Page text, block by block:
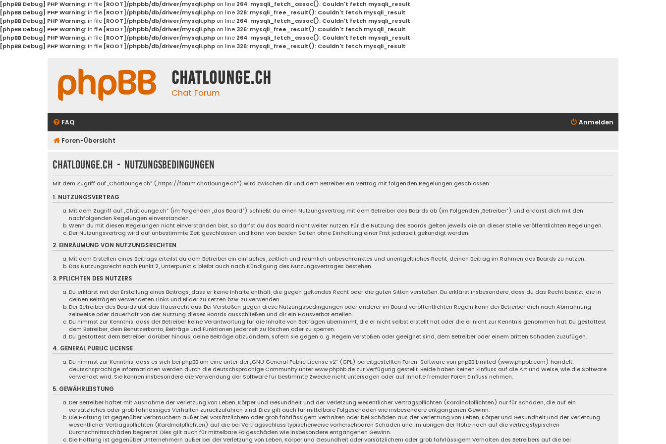
[phpBB Debug] PHP Warning: in file [ROOT]/phpbb/db/driver/mysqli.php on line 264: mysqli_fetch_assoc(): Couldn't fetch mysqli_result
[phpBB Debug] PHP Warning: in file [ROOT]/phpbb/db/driver/mysqli.php on line 326: mysqli_free_result(): Couldn't fetch mysqli_result
[phpBB Debug] PHP Warning: in file [ROOT]/phpbb/db/driver/mysqli.php on line 264: mysqli_fetch_assoc(): Couldn't fetch mysqli_result
[phpBB Debug] PHP Warning: in file [ROOT]/phpbb/db/driver/mysqli.php on line 326: mysqli_free_result(): Couldn't fetch mysqli_result
[phpBB Debug] PHP Warning: in file [ROOT]/phpbb/db/driver/mysqli.php on line 264: mysqli_fetch_assoc(): Couldn't fetch mysqli_result
[phpBB Debug] PHP Warning: in file [ROOT]/phpbb/db/driver/mysqli.php on line 326: mysqli_free_result(): Couldn't fetch mysqli_result
Chatlounge.ch
Chat Forum
FAQ Anmelden
Foren-Übersicht
Chatlounge.ch - Nutzungsbedingungen
Mit dem Zugriff auf „Chatlounge.ch“ („https://forum.chatlounge.ch“) wird zwischen dir und dem Betreiber ein Vertrag mit folgenden Regelungen geschlossen:
1. NUTZUNGSVERTRAG
Mit dem Zugriff auf „Chatlounge.ch“ (im Folgenden „das Board“) schließt du einen Nutzungsvertrag mit dem Betreiber des Boards ab (im Folgenden „Betreiber“) und erklärst dich mit den
nachfolgenden Regelungen einverstanden.
Wenn du mit diesen Regelungen nicht einverstanden bist, so darfst du das Board nicht weiter nutzen. Für die Nutzung des Boards gelten jeweils die an dieser Stelle veröffentlichten Regelungen.
Der Nutzungsvertrag wird auf unbestimmte Zeit geschlossen und kann von beiden Seiten ohne Einhaltung einer Frist jederzeit gekündigt werden.
2. EINRÄUMUNG VON NUTZUNGSRECHTEN
Mit dem Erstellen eines Beitrags erteilst du dem Betreiber ein einfaches, zeitlich und räumlich unbeschränktes und unentgeltliches Recht, deinen Beitrag im Rahmen des Boards zu nutzen.
Das Nutzungsrecht nach Punkt 2, Unterpunkt a bleibt auch nach Kündigung des Nutzungsvertrages bestehen.
3. PFLICHTEN DES NUTZERS
Du erklärst mit der Erstellung eines Beitrags, dass er keine Inhalte enthält, die gegen geltendes Recht oder die guten Sitten verstoßen. Du erklärst insbesondere, dass du das Recht besitzt, die in
deinen Beiträgen verwendeten Links und Bilder zu setzen bzw. zu verwenden.
Der Betreiber des Boards übt das Hausrecht aus. Bei Verstößen gegen diese Nutzungsbedingungen oder anderer im Board veröffentlichten Regeln kann der Betreiber dich nach Abmahnung
zeitweise oder dauerhaft von der Nutzung dieses Boards ausschließen und dir ein Hausverbot erteilen.
Du nimmst zur Kenntnis, dass der Betreiber keine Verantwortung für die Inhalte von Beiträgen übernimmt, die er nicht selbst erstellt hat oder die er nicht zur Kenntnis genommen hat. Du gestattest
dem Betreiber, dein Benutzerkonto, Beiträge und Funktionen jederzeit zu löschen oder zu sperren.
Du gestattest dem Betreiber darüber hinaus, deine Beiträge abzuändern, sofern sie gegen o. g. Regeln verstoßen oder geeignet sind, dem Betreiber oder einem Dritten Schaden zuzufügen.
4. GENERAL PUBLIC LICENSE
Du nimmst zur Kenntnis, dass es sich bei phpBB um eine unter der „GNU General Public License v2“ (GPL) bereitgestellten Foren-Software von phpBB Limited (www.phpbb.com) handelt;
deutschsprachige Informationen werden durch die deutschsprachige Community unter www.phpbb.de zur Verfügung gestellt. Beide haben keinen Einfluss auf die Art und Weise, wie die Software
verwendet wird. Sie können insbesondere die Verwendung der Software für bestimmte Zwecke nicht untersagen oder auf Inhalte fremder Foren Einfluss nehmen.
5. GEWÄHRLEISTUNG
Der Betreiber haftet mit Ausnahme der Verletzung von Leben, Körper und Gesundheit und der Verletzung wesentlicher Vertragspflichten (Kardinalpflichten) nur für Schäden, die auf ein
vorsätzliches oder grob fahrlässiges Verhalten zurückzuführen sind. Dies gilt auch für mittelbare Folgeschäden wie insbesondere entgangenen Gewinn.
Die Haftung ist gegenüber Verbrauchern außer bei vorsätzlichem oder grob fahrlässigem Verhalten oder bei Schäden aus der Verletzung von Leben, Körper und Gesundheit und der Verletzung
wesentlicher Vertragspflichten (Kardinalpflichten) auf die bei Vertragsschluss typischerweise vorhersehbaren Schäden und im übrigen der Höhe nach auf die vertragstypischen
Durchschnittsschäden begrenzt. Dies gilt auch für mittelbare Folgeschäden wie insbesondere entgangenen Gewinn.
Die Haftung ist gegenüber Unternehmern außer bei der Verletzung von Leben, Körper und Gesundheit oder vorsätzlichem oder grob fahrlässigem Verhalten des Betreibers auf die bei